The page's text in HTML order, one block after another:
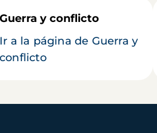
Guerra y conflicto
Ir a la página de Guerra y
conflicto